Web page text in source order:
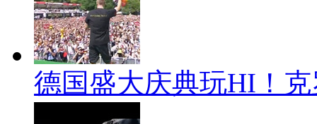
德国盛大庆典玩HI！